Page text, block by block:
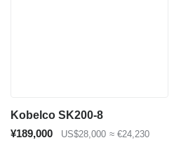
Kobelco SK200-8
¥189,000
US$28,000 ≈ €24,230